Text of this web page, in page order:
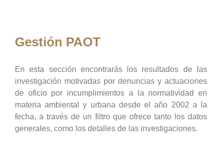
Gestión PAOT
En esta sección encontrarás los resultados de las
investigación motivadas por denuncias y actuaciones
de oficio por incumplimientos a la normatividad en
materia ambiental y urbana desde el año 2002 a la
fecha, a través de un filtro que ofrece tanto los datos
generales, como los detalles de las investigaciones.